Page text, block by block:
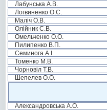
Лабунська А.В.
Логвиненко О.С.
Маліч О.В.
Олійник С.В.
Омельченко О.О.
Пилипенко В.П.
Семинога А.І.
Томенко М.В.
Чорновіл Т.В.
Шепелев О.О.
Александровська А.О.